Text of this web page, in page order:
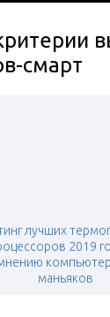
смарт
лучших
2019
маньяков